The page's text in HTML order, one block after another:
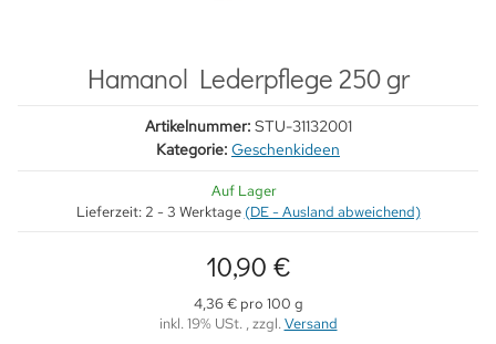
Hamanol Lederpflege 250 gr
Artikelnummer: STU-31132001
Kategorie: Geschenkideen
Auf Lager
Lieferzeit: 2 - 3 Werktage (DE - Ausland abweichend)
10,90 €
4,36 € pro 100 g
inkl. 19% USt. , zzgl.Versand